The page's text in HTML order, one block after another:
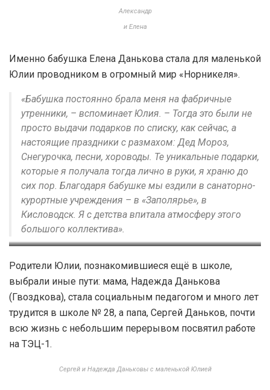
Александр
и Елена
Именно бабушка Елена Данькова стала для маленькой
Юлии проводником в огромный мир «Норникеля».
«Бабушка постоянно брала меня на фабричные
утренники, – вспоминает Юлия. – Тогда это были не
просто выдачи подарков по списку, как сейчас, а
настоящие праздники с размахом: Дед Мороз,
Снегурочка, песни, хороводы. Те уникальные подарки,
которые я получала тогда лично в руки, я храню до
сих пор. Благодаря бабушке мы ездили в санаторно-
курортные учреждения – в «Заполярье», в
Кисловодск. Я с детства впитала атмосферу этого
большого коллектива».
Родители Надежды Гвоздковой
(Даньковой) Василий и Евгения
Маленькая Юлия на утреннике
Родители Юлии, познакомившиеся ещё в школе,
выбрали иные пути: мама, Надежда Данькова
(Гвоздкова), стала социальным педагогом и много лет
трудится в школе № 28, а папа, Сергей Даньков, почти
всю жизнь с небольшим перерывом посвятил работе
на ТЭЦ-1.
Сергей и Надежда Даньковы с маленькой Юлией